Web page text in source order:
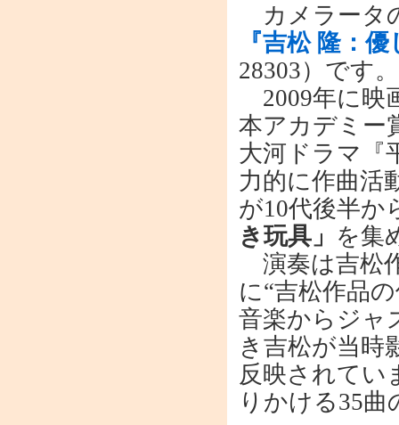
カメラータ
『吉松 隆：
28303）です。
2009年に映
本アカデミー
大河ドラマ『
力的に作曲活
が10代後半か
き玩具」 を集
演奏は吉松
に“吉松作品
音楽からジャ
き吉松が当時
反映されてい
りかける35